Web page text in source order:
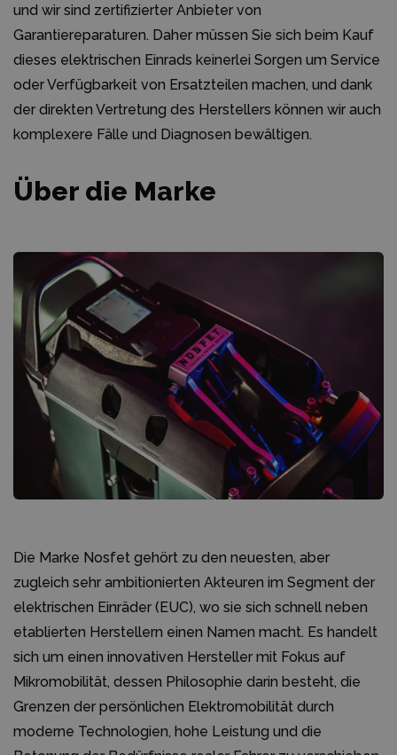
und wir sind zertifizierter Anbieter von
Garantiereparaturen. Daher müssen Sie sich beim Kauf
dieses elektrischen Einrads keinerlei Sorgen um Service
oder Verfügbarkeit von Ersatzteilen machen, und dank
der direkten Vertretung des Herstellers können wir auch
komplexere Fälle und Diagnosen bewältigen.
Über die Marke
Die Marke Nosfet gehört zu den neuesten, aber
zugleich sehr ambitionierten Akteuren im Segment der
elektrischen Einräder (EUC), wo sie sich schnell neben
etablierten Herstellern einen Namen macht. Es handelt
sich um einen innovativen Hersteller mit Fokus auf
Mikromobilität, dessen Philosophie darin besteht, die
Grenzen der persönlichen Elektromobilität durch
moderne Technologien, hohe Leistung und die